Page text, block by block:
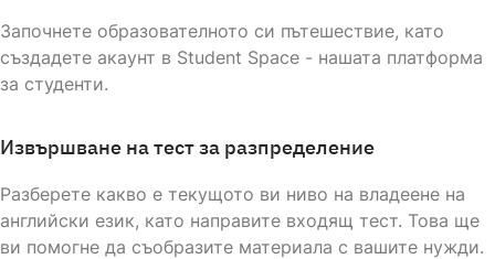
Laila
НОСИТЕЛ НА ЕЗИКА
Barbara
english Mother tongue
Започнете образователното си пътешествие, като
създадете акаунт в Student Space - нашата платформа
за студенти.
Извършване на тест за разпределение
Разберете какво е текущото ви ниво на владеене на
английски език, като направите входящ тест. Това ще
ви помогне да съобразите материала с вашите нужди.